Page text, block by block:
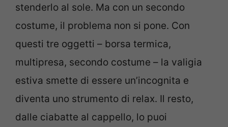
stenderlo al sole. Ma con un secondo
costume, il problema non si pone. Con
questi tre oggetti – borsa termica,
multipresa, secondo costume – la valigia
estiva smette di essere un’incognita e
diventa uno strumento di relax. Il resto,
dalle ciabatte al cappello, lo puoi